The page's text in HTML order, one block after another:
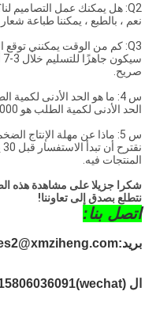
Q2: هل يمكنك عمل التصاميم لنا؟
نعم ، بالطبع ، يمكننا طباعة
Q3: كم من الوقت يمكنني توقع الحصول على العينة؟
صريح.
س 4: ما هو الحد الأدنى لكمية الطلب؟
الحد الأدنى لكمية الطلب هو 3000-10000 قطعة لكل عنصر
س 5: ماذا عن مهلة الإنتاج الضخم؟
المنتجات فيه.
شكرا جزيلا على مشاهدة هذه
نتطلع بصدق إلى تعاوننا!
اتصل بنا:
بريد:
ال WhatsApp: (wechat)